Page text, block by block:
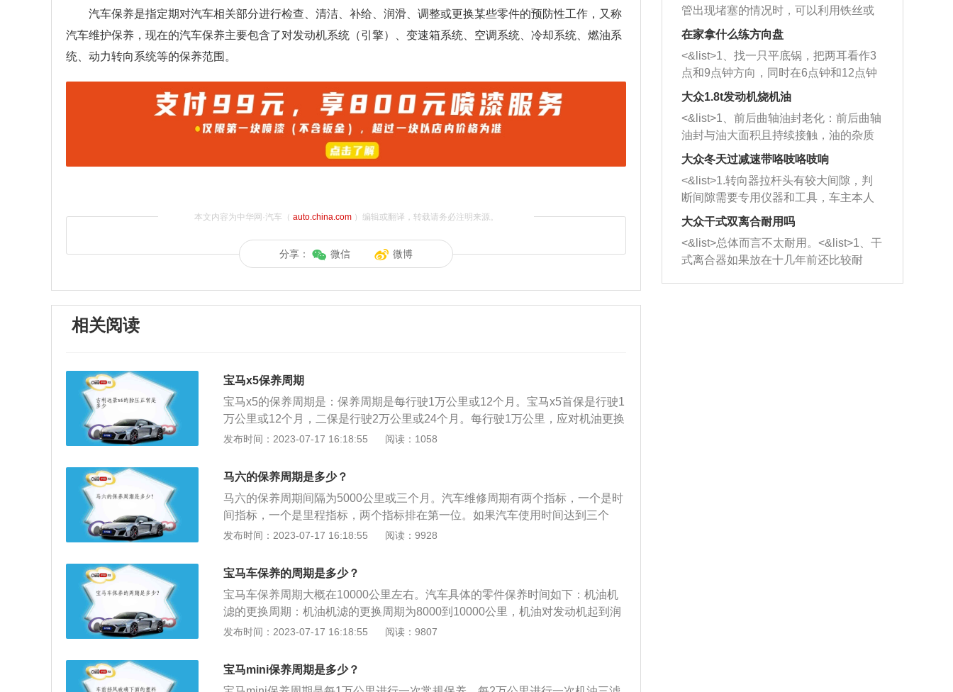
汽车保养是指定期对汽车相关部分进行检查、清洁、补给、润滑、调整或更换某些零件的预防性工作，又称
汽车维护保养，现在的汽车保养主要包含了对发动机系统（引擎）、变速箱系统、空调系统、冷却系统、燃油系
统、动力转向系统等的保养范围。
本文内容为中华网·汽车（ auto.china.com）编辑或翻译，转载请务必注明来源。
分享： 微信 微博
相关阅读
宝马x5保养周期
宝马x5的保养周期是：保养周期是每行驶1万公里或12个月。宝马x5首保是行驶1
万公里或12个月，二保是行驶2万公里或24个月。每行驶1万公里，应对机油更换
和机器滤清器进行小保养。每两次小保养后，做一次大保养(即每行驶3万公里一
油滤清器，必要的时候进行更换；刹车油不限公里，2年更换一次；火花塞每行
驶2万公里更换一次；机油机滤、外置空调滤清器每次保养更换；变速箱油6万公
里更换。
发布时间：2023-07-17 16:18:55 阅读：1058
马六的保养周期是多少？
马六的保养周期间隔为5000公里或三个月。汽车维修周期有两个指标，一个是时
间指标，一个是里程指标，两个指标排在第一位。如果汽车使用时间达到三个
月，但里程没有达到5000公里，这种情况下，需要及时维修。相反，汽车行驶里
养分为大保养和小保养。小保养主要是更换汽车机油和机油滤芯。机油是发动机
的润滑油，被称为发动机的血液。它的主要功能是润滑发动机、减震和缓冲等。
大保养主要是对车进行全面检查，更换车上的五个机油和四个滤清器以及三水。
五种油是指发动机油、转向动力油、变速箱油、离合器油和制动器油。四个过滤
器指的是空气过滤器、机油过滤器、汽油过滤器和空调节过滤器。三水指的是冷
发布时间：2023-07-17 16:18:55 阅读：9928
宝马车保养的周期是多少？
宝马车保养周期大概在10000公里左右。汽车具体的零件保养时间如下：机油机
滤的更换周期：机油机滤的更换周期为8000到10000公里，机油对发动机起到润
滑、清洁、冷却、密封、减磨、防锈、防蚀等作用，宝马需要更换全合成机油，
换。汽油滤清器的更换周期：汽油滤清器的更换周期为3万公里，由于汽油滤清
器是一次性使用，所以每隔三万公里就要更换一次，空气滤清器的更换周期为3
发布时间：2023-07-17 16:18:55 阅读：9807
宝马mini保养周期是多少？
管出现堵塞的情况时，可以利用铁丝或
者是细棍，直接将杂物给取出来，如果
堵塞情况比较严重，也可以采取应急措
施。 <&list>2、直接利用木棍将所有的
杂物推到排气管里面的位置处，然后将
三元催化器拆解开，就可以将堵塞的东
西取出来。但如果是因为积碳过多引起
的堵塞，就需要将三元催化器泡在草酸
洗剂对堵塞的情况得到解决，将清洗剂
放在燃油箱中，与燃油混合后，车辆启
动时，就可以和汽油一起进入到燃烧
室，最后形成废气排出，就可以让三元
催化器得到清洗，排气管堵塞的情况就
能够得到解决。
在家拿什么练方向盘
<&list>1、找一只平底锅，把两耳看作3
点和9点钟方向，同时在6点钟和12点钟
方向做一个标记。 <&list>2、双手握住
一圈半的练习，往右同样也要打相同的
圈数。 <&list>3、最后强调要反复练
习，这样就可以形成肌肉记忆，在真实
驾驶车辆时，不需要记忆也能打好方
向。
大众1.8t发动机烧机油
<&list>1、前后曲轴油封老化：前后曲轴
油封与油大面积且持续接触，油的杂质
和发动机内持续温度变化使其密封效果
逐渐减弱，导致渗油或漏油。<&list>2、
活塞间隙过大：积碳会使活塞环与缸体
的间隙扩大，导致机油流入燃烧室中，
造成烧机油。<&list>3、机油粘度。使用
机油粘度过小的话，同样会有烧机油现
象，机油粘度过小具有很好的流动性，
大众冬天过减速带咯吱咯吱响
<&list>1.转向器拉杆头有较大间隙，判
断间隙需要专用仪器和工具，车主本人
无法制作，需要将车辆送到修理厂或4s
店；<&list>2.车辆半轴套管防尘罩破
裂，破裂后会出现漏油现象，使半轴磨
损严重，磨损的半轴容易损坏，产生异
响；<&list>3.稳定器的转向胶套和球头
大众干式双离合耐用吗
<&list>总体而言不太耐用。<&list>1、干
式离合器如果放在十几年前还比较耐